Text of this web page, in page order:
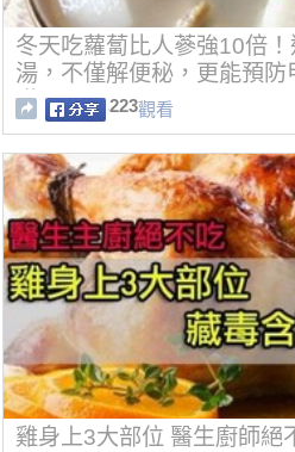
冬天吃蘿蔔比人蔘強10倍
湯，不僅解便秘，更能預
臟！
223觀看
雞身上3大部位 醫生廚師絕